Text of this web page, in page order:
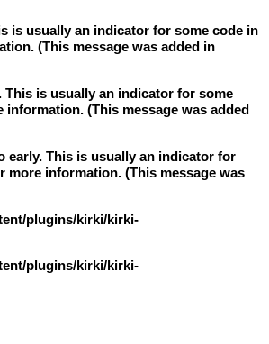
is usually an indicator for some code in
(This message was added in
is usually an indicator for some
information. (This message was added
early. This is usually an indicator for
more information. (This message was
plugins/kirki/kirki-
plugins/kirki/kirki-